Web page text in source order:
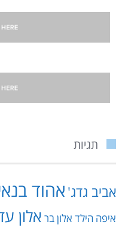
תגיות
אביב גדג' אהוד
איפה הילד אלון בר אלון